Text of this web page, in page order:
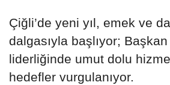
Çiğli’de yeni yıl, emek ve
dalgasıyla başlıyor; Başkan
liderliğinde umut dolu
hedefler vurgulanıyor.